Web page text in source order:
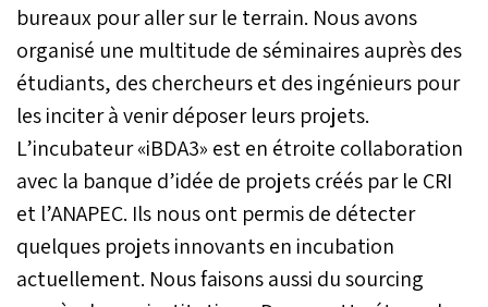
bureaux pour aller sur le terrain. Nous avons
organisé une multitude de séminaires auprès des
étudiants, des chercheurs et des ingénieurs pour
les inciter à venir déposer leurs projets.
L’incubateur «iBDA3» est en étroite collaboration
avec la banque d’idée de projets créés par le CRI
et l’ANAPEC. Ils nous ont permis de détecter
quelques projets innovants en incubation
actuellement. Nous faisons aussi du sourcing